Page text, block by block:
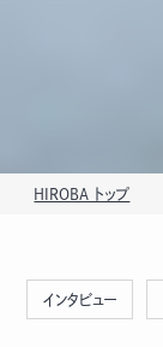
HIROBA トップ
インタビュー